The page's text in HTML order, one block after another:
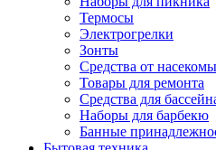
Термосы
Электрогрелки
Зонты
Средства от
Товары для ремонта
Средства для
Наборы для барбекю
Банные